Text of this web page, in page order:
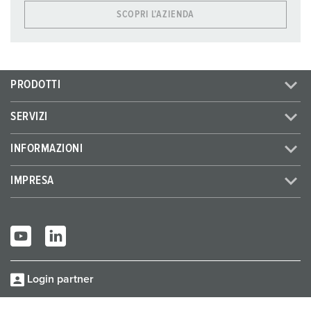
SCOPRI L’AZIENDA
PRODOTTI
SERVIZI
INFORMAZIONI
IMPRESA
Login partner